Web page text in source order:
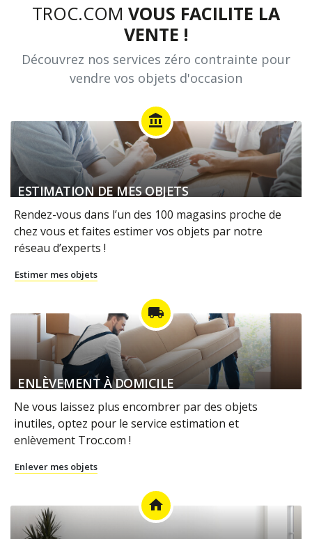
TROC.COM VOUS FACILITE LA
VENTE !
Découvrez nos services zéro contrainte pour
vendre vos objets d'occasion
account_balance
ESTIMATION DE MES OBJETS
Rendez-vous dans l’un des 100 magasins proche de
chez vous et faites estimer vos objets par notre
réseau d’experts !
Estimer mes objets
local_shipping
ENLÈVEMENT À DOMICILE
Ne vous laissez plus encombrer par des objets
inutiles, optez pour le service estimation et
enlèvement Troc.com !
Enlever mes objets
home